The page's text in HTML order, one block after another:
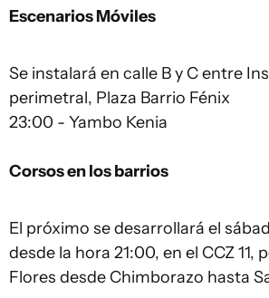
Escenarios Móviles
Se instalará en calle B y C entre
perimetral, Plaza Barrio Fénix
23:00 - Yambo Kenia
Corsos en los barrios
El próximo se desarrollará el
desde la hora 21:00, en el CCZ 11,
Flores desde Chimborazo hasta